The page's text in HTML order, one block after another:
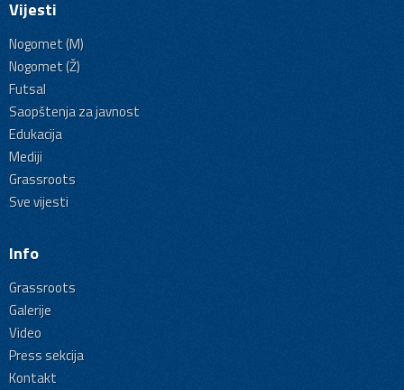
Vijesti
Nogomet (M)
Nogomet (Ž)
Futsal
Saopštenja za javnost
Edukacija
Mediji
Grassroots
Sve vijesti
Info
Grassroots
Galerije
Video
Press sekcija
Kontakt